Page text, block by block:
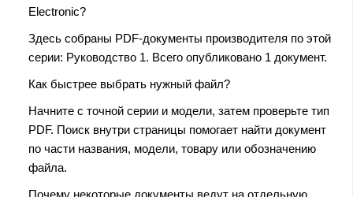
Electronic?
Здесь собраны PDF-документы производителя по этой
серии: Руководство 1. Всего опубликовано 1 документ.
Как быстрее выбрать нужный файл?
Начните с точной серии и модели, затем проверьте тип
PDF. Поиск внутри страницы помогает найти документ
по части названия, модели, товару или обозначению
файла.
Почему некоторые документы ведут на отдельную